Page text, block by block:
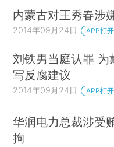
内蒙古对王秀春涉
2014年09月24日 APP打开
刘铁男当庭认罪 为
写反腐建议
2014年09月24日 APP打开
华润电力总裁涉受
拘